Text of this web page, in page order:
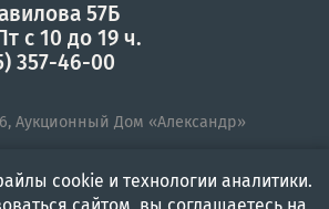
57Б
с 10 до 19 ч.
357-46-00
Аукционный Дом «Александр»
cookie и технологии аналитики.
Войти